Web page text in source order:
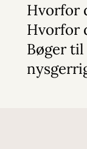
Hvorfor
Hvorfor
Bøger til